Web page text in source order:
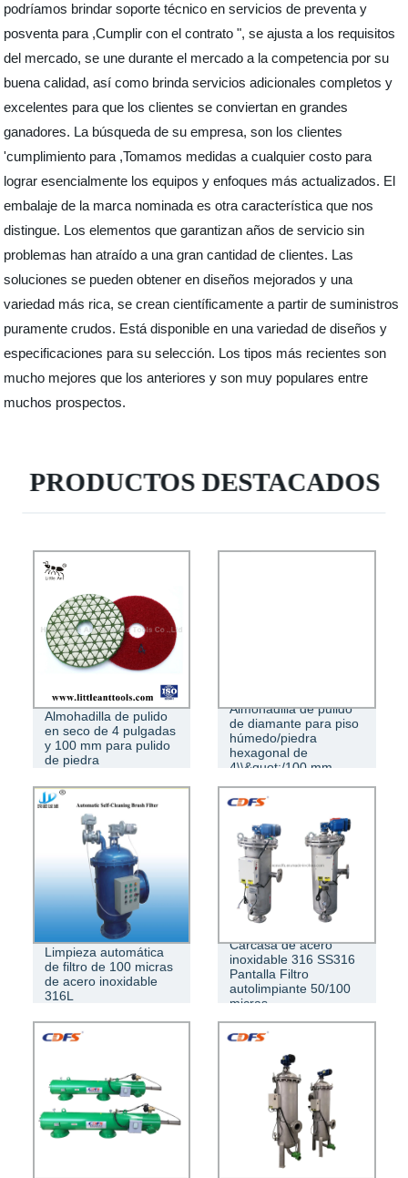
podríamos brindar soporte técnico en servicios de preventa y
posventa para ,Cumplir con el contrato ", se ajusta a los requisitos
del mercado, se une durante el mercado a la competencia por su
buena calidad, así como brinda servicios adicionales completos y
excelentes para que los clientes se conviertan en grandes
ganadores. La búsqueda de su empresa, son los clientes
'cumplimiento para ,Tomamos medidas a cualquier costo para
lograr esencialmente los equipos y enfoques más actualizados. El
embalaje de la marca nominada es otra característica que nos
distingue. Los elementos que garantizan años de servicio sin
problemas han atraído a una gran cantidad de clientes. Las
soluciones se pueden obtener en diseños mejorados y una
variedad más rica, se crean científicamente a partir de suministros
puramente crudos. Está disponible en una variedad de diseños y
especificaciones para su selección. Los tipos más recientes son
mucho mejores que los anteriores y son muy populares entre
muchos prospectos.
PRODUCTOS DESTACADOS
Almohadilla de pulido
en seco de 4 pulgadas
y 100 mm para pulido
de piedra
Almohadilla de pulido
de diamante para piso
húmedo/piedra
hexagonal de
4\\&quot;/100 mm
Limpieza automática
de filtro de 100 micras
de acero inoxidable
316L
Carcasa de acero
inoxidable 316 SS316
Pantalla Filtro
autolimpiante 50/100
micras